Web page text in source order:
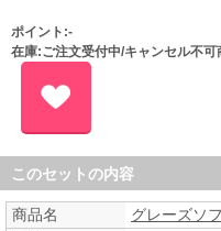
ポイント:-
在庫:ご注文受付中/キャンセル不可
このセットの内容
商品名
グレーズソ